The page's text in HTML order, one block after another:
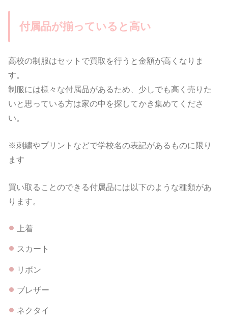
付属品が揃っていると高い
高校の制服はセットで買取を行うと金額が高くなりま
す。
制服には様々な付属品があるため、少しでも高く売りた
いと思っている方は家の中を探してかき集めてくださ
い。
※刺繍やプリントなどで学校名の表記があるものに限り
ます
買い取ることのできる付属品には以下のような種類があ
ります。
上着
スカート
リボン
ブレザー
ネクタイ